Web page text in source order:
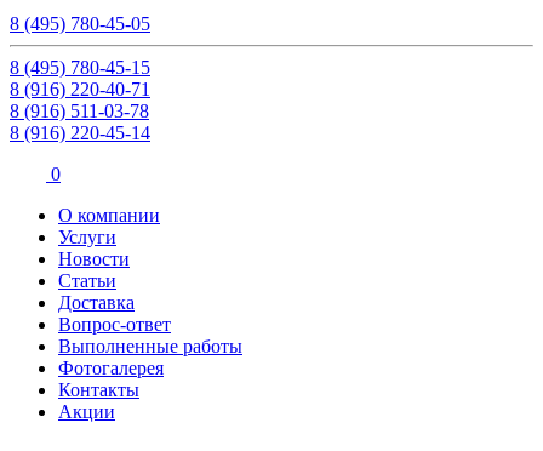
8 (495) 780-45-05
8 (495) 780-45-15
8 (916) 220-40-71
8 (916) 511-03-78
8 (916) 220-45-14
0
О компании
Услуги
Новости
Статьи
Доставка
Вопрос-ответ
Выполненные работы
Фотогалерея
Контакты
Акции